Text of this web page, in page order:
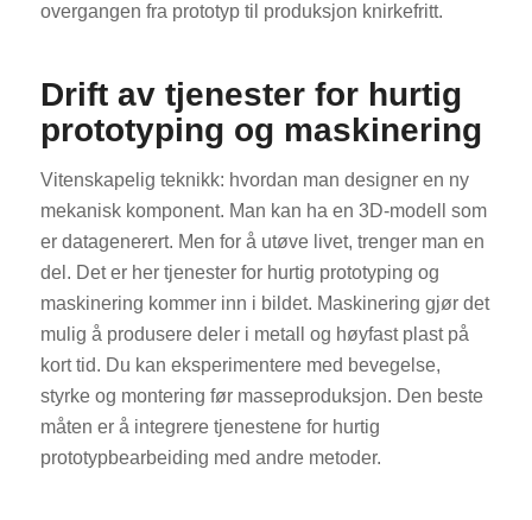
overgangen fra prototyp til produksjon knirkefritt.
Drift av tjenester for hurtig
prototyping og maskinering
Vitenskapelig teknikk: hvordan man designer en ny
mekanisk komponent. Man kan ha en 3D-modell som
er datagenerert. Men for å utøve livet, trenger man en
del. Det er her tjenester for hurtig prototyping og
maskinering kommer inn i bildet. Maskinering gjør det
mulig å produsere deler i metall og høyfast plast på
kort tid. Du kan eksperimentere med bevegelse,
styrke og montering før masseproduksjon. Den beste
måten er å integrere tjenestene for hurtig
prototypbearbeiding med andre metoder.